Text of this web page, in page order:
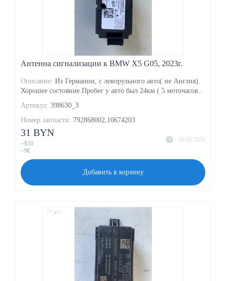
Антенна сигнализации к BMW X5 G05, 2023г.
Описание: Из Германии, с леворульного авто( не Англия).
Хорошее состояние.Пробег у авто был 24км ( 5 моточасов..
Артикул: 398630_3
Номер запчасти: 792868002,10674203
26.06.2026
31 BYN
~$10
~9€
Добавить в корзину